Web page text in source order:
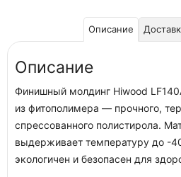
Описание
Описание
Финишный молдинг Hiwood
из фитополимера — прочного,
спрессованного полистирола.
выдерживает температуру до -
экологичен и безопасен для